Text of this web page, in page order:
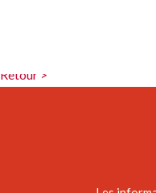
Belle randonnée en pleine
Retour >